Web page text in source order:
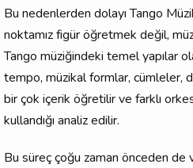
Bu nedenlerden dolayı Tango
noktamız figür öğretmek değil,
Tango müziğindeki temel yapılar
tempo, müzikal formlar, cümleler,
bir çok içerik öğretilir ve farklı
kullandığı analiz edilir.
Bu süreç çoğu zaman önceden de